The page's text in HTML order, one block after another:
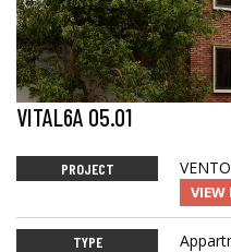
VITAL6A 05.01
PROJECT
VIEW
TYPE